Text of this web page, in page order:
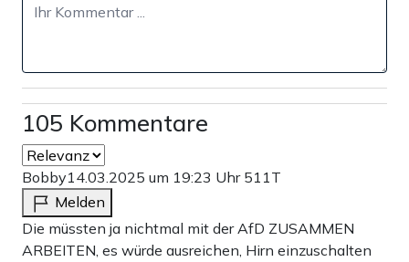
105 Kommentare
Bobby14.03.2025 um 19:23 Uhr 511T
Melden
Die müssten ja nichtmal mit der AfD ZUSAMMEN
ARBEITEN, es würde ausreichen, Hirn einzuschalten